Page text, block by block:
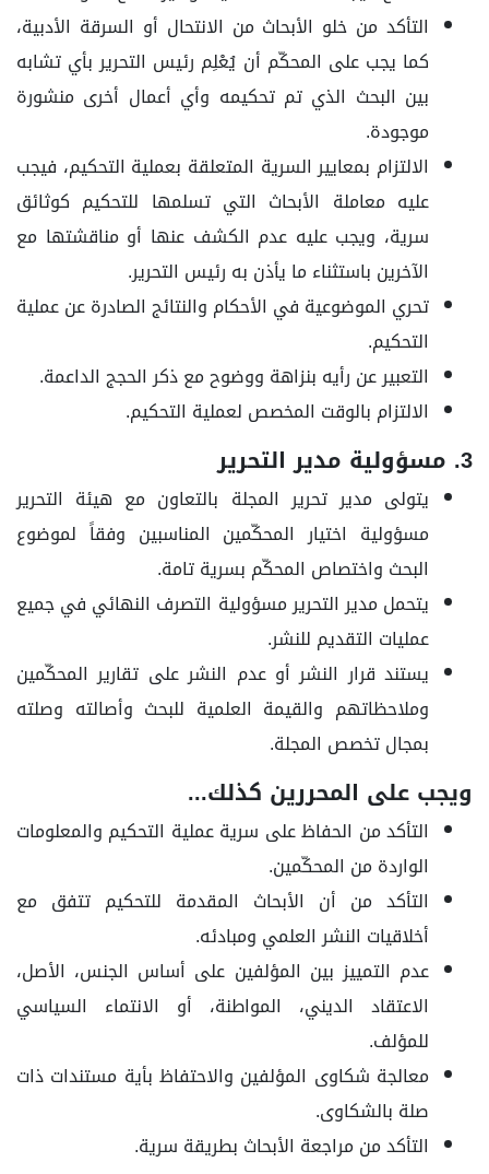
التأكد من خلو الأبحاث من الانتحال أو السرقة الأدبية،
کما يجب على المحكّم أن يُعْلِم رئيس التحرير بأي تشابه
بين البحث الذي تم تحكيمه وأي أعمال أخرى منشورة
موجودة.
الالتزام بمعايير السرية المتعلقة بعملية التحکيم، فيجب
عليه معاملة الأبحاث التي تسلمها للتحكيم کوثائق
سرية، ويجب عليه عدم الكشف عنها أو مناقشتها مع
الآخرين باستثناء ما يأذن به رئيس التحرير.
تحري الموضوعية في الأحكام والنتائج الصادرة عن عملية
التحکيم.
التعبير عن رأيه بنزاهة ووضوح مع ذکر الحجج الداعمة.
الالتزام بالوقت المخصص لعملية التحکيم.
3. مسؤولية مدير التحرير
يتولى مدير تحرير المجلة بالتعاون مع هيئة التحرير
مسؤولية اختيار المحكّمين المناسبين وفقاً لموضوع
البحث واختصاص المحكّم بسرية تامة.
يتحمل مدير التحرير مسؤولية التصرف النهائي في جميع
عمليات التقديم للنشر.
يستند قرار النشر أو عدم النشر على تقارير المحكّمين
وملاحظاتهم والقيمة العلمية للبحث وأصالته وصلته
بمجال تخصص المجلة.
ويجب على المحررين كذلك...
التأكد من الحفاظ على سرية عملية التحكيم والمعلومات
الواردة من المحكّمين.
التأكد من أن الأبحاث المقدمة للتحكيم تتفق مع
أخلاقيات النشر العلمي ومبادئه.
عدم التمييز بين المؤلفين على أساس الجنس، الأصل،
الاعتقاد الديني، المواطنة، أو الانتماء السياسي
للمؤلف.
معالجة شكاوى المؤلفين والاحتفاظ بأية مستندات ذات
صلة بالشكاوى.
التأكد من مراجعة الأبحاث بطريقة سرية.